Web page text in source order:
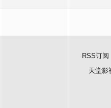
RSS订阅
天堂影